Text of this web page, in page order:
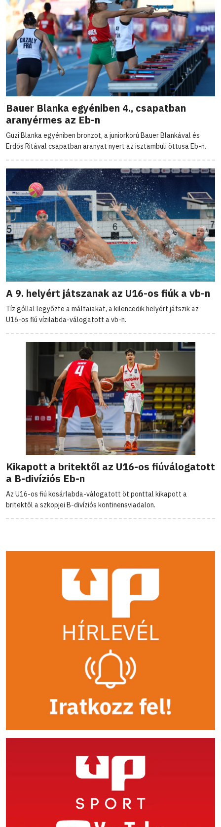
Bauer Blanka egyéniben 4., csapatban
aranyérmes az Eb-n
Guzi Blanka egyéniben bronzot, a juniorkorú Bauer Blankával és
Erdős Ritával csapatban aranyat nyert az isztambuli öttusa Eb-n.
A 9. helyért játszanak az U16-os fiúk a vb-n
Tíz góllal legyőzte a máltaiakat, a kilencedik helyért játszik az
U16-os fiú vízilabda-válogatott a vb-n.
Kikapott a britektől az U16-os fiúválogatott
a B-divíziós Eb-n
Az U16-os fiú kosárlabda-válogatott öt ponttal kikapott a
britektől a szkopjei B-divíziós kontinensviadalon.